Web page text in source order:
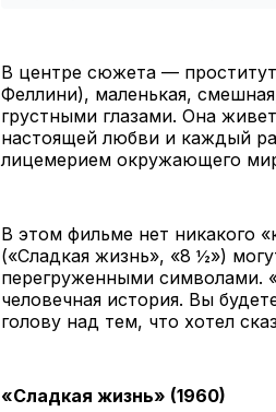
В центре сюжета —
Феллини), маленькая,
грустными глазами. Она
настоящей любви и каждый
лицемерием окружающего
В этом фильме нет никакого
(«Сладкая жизнь», «8 ½»)
перегруженными символами.
человечная история. Вы
голову над тем, что хотел
«Сладкая жизнь» (1960)